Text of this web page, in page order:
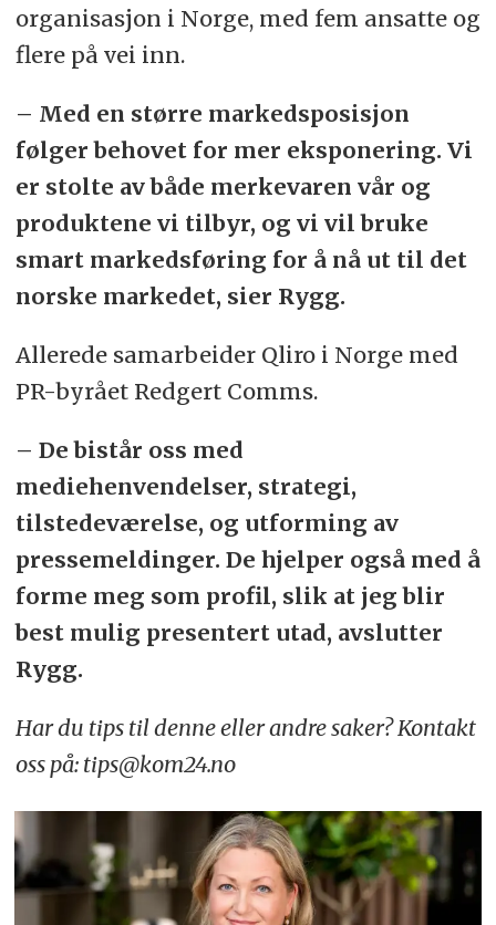
organisasjon i Norge, med fem ansatte og
flere på vei inn.
– Med en større markedsposisjon
følger behovet for mer eksponering. Vi
er stolte av både merkevaren vår og
produktene vi tilbyr, og vi vil bruke
smart markedsføring for å nå ut til det
norske markedet, sier Rygg.
Allerede samarbeider Qliro i Norge med
PR-byrået Redgert Comms.
– De bistår oss med
mediehenvendelser, strategi,
tilstedeværelse, og utforming av
pressemeldinger. De hjelper også med å
forme meg som profil, slik at jeg blir
best mulig presentert utad, avslutter
Rygg.
Har du tips til denne eller andre saker? Kontakt
oss på: tips@kom24.no